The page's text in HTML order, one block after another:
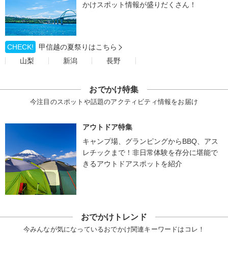
かけスポット情報が盛りだくさん！
CHECK!
甲信越の夏祭りはこちら
山梨
新潟 長野
おでかけ特集
今注目のスポットや話題のアクティビティ情報をお届け
アウトドア特集
キャンプ場、グランピングからBBQ、アス
レチックまで！非日常体験を存分に堪能で
きるアウトドアスポットを紹介
おでかけトレンド
今みんなが気になっているおでかけ関連キーワードはコレ！